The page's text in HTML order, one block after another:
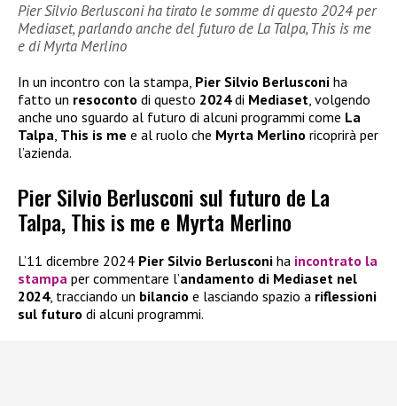
Pier Silvio Berlusconi ha tirato le somme di questo 2024 per
Mediaset, parlando anche del futuro de La Talpa, This is me
e di Myrta Merlino
In un incontro con la stampa, Pier Silvio Berlusconi ha
fatto un resoconto di questo 2024di Mediaset, volgendo
anche uno sguardo al futuro di alcuni programmi come La
Talpa, This is me e al ruolo che Myrta Merlino ricoprirà per
l’azienda.
Pier Silvio Berlusconi sul futuro de La
Talpa, This is me e Myrta Merlino
L’11 dicembre 2024 Pier Silvio Berlusconi ha incontrato la
stampa per commentare l’andamento di Mediaset nel
2024, tracciando un bilancio e lasciando spazio a riflessioni
sul futuro di alcuni programmi.